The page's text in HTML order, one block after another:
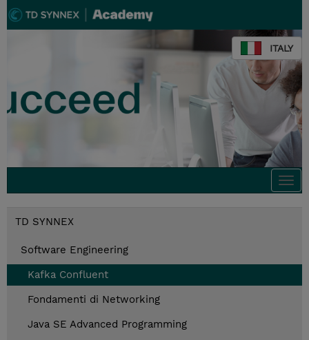
ITALY
TD SYNNEX
Software Engineering
Kafka Confluent
Fondamenti di Networking
Java SE Advanced Programming